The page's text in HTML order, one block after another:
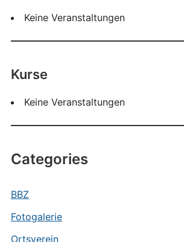
Keine Veranstaltungen
Kurse
Keine Veranstaltungen
Categories
BBZ
Fotogalerie
Ortsverein